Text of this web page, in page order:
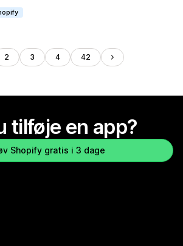
2 3 4 42
tilføje en app?
Shopify gratis i 3 dage